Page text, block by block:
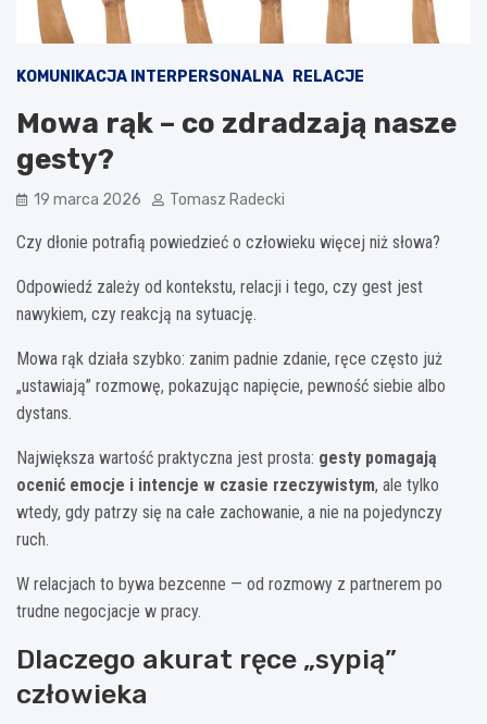
KOMUNIKACJA INTERPERSONALNA RELACJE
Mowa rąk – co zdradzają nasze
gesty?
19 marca 2026 Tomasz Radecki
Czy dłonie potrafią powiedzieć o człowieku więcej niż słowa?
Odpowiedź zależy od kontekstu, relacji i tego, czy gest jest
nawykiem, czy reakcją na sytuację.
Mowa rąk działa szybko: zanim padnie zdanie, ręce często już
„ustawiają” rozmowę, pokazując napięcie, pewność siebie albo
dystans.
Największa wartość praktyczna jest prosta: gesty pomagają
ocenić emocje i intencje w czasie rzeczywistym, ale tylko
wtedy, gdy patrzy się na całe zachowanie, a nie na pojedynczy
ruch.
W relacjach to bywa bezcenne — od rozmowy z partnerem po
trudne negocjacje w pracy.
Dlaczego akurat ręce „sypią”
człowieka